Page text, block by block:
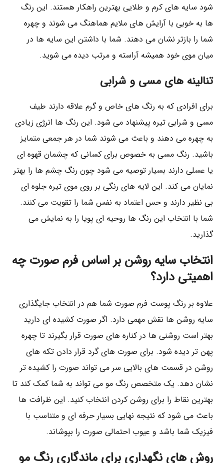
شود سایه های کرم و طلایی بهترین راهکار هستند. این رنگ
ها به خوبی با آرایش های ملایم هماهنگ می شوند و چهره
شما را بازتر نشان می دهند. شما با داشتن این سایه ها در
میان موی خود همیشه آراسته و مرتب دیده می شوید.
تنالینه های مسی و شرابی
برای افرادی که به رنگ های خاص و گرم علاقه دارند طیف
مسی و شرابی تیره پیشنهاد می شود. این رنگ ها انرژی زیادی
به چهره می دهند و باعث می شوند شما در هر جمعی متمایز
باشید. رنگ مسی به خصوص برای کسانی که چشمان قهوه ای
یا عسلی دارند بسیار توصیه می شود چون رنگ چشم ها را بهتر
نمایان می کند. این لایه های رنگی بر روی موی تیره جلوه ای
بی نظیر دارند و حس اعتماد به نفس شما را تقویت می کنند.
شما با انتخاب این رنگ ها روحیه ای پویا را به نمایش می
گذارید.
انتخاب سایه روشن بر اساس فرم صورت چه
اهمیتی دارد؟
علاوه بر رنگ پوست فرم صورت شما هم در انتخاب جایگذاری
سایه روشن ها نقش مهمی دارد. اگر صورت کشیده ای دارید
بهتر است روشنی ها در کناره های صورت قرار بگیرند تا چهره
پهن تر دیده شود. برای صورت های گرد قرار دادن تکه های
روشن در قسمت های بالایی سر می تواند صورت را کشیده تر
نشان دهد. یک متخصص رنگ مو می تواند به شما کمک کند تا
بهترین نقاط را برای روشن کردن انتخاب کنید. این ظرافت ها
باعث می شود که نتیجه نهایی بسیار حرفه ای و متناسب با
فیزیک شما باشد و عیوب احتمالی صورت را بپوشاند.
روش های نگهداری برای ماندگاری رنگ مو